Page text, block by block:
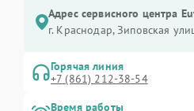
Адрес сервисного центра
г. Краснодар, Зиповская
Горячая линия
+7 (861) 212-38-54
Время работы